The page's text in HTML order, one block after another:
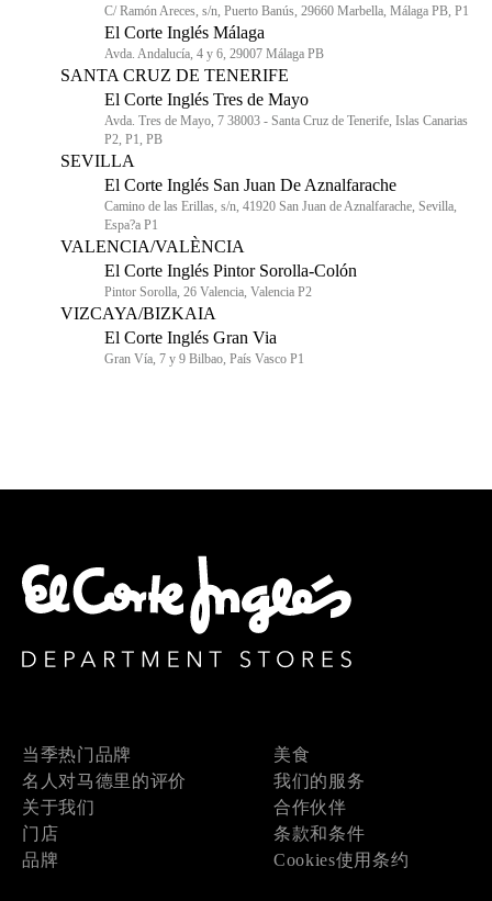
C/ Ramón Areces, s/n, Puerto Banús, 29660 Marbella, Málaga PB, P1
El Corte Inglés Málaga
Avda. Andalucía, 4 y 6, 29007 Málaga PB
SANTA CRUZ DE TENERIFE
El Corte Inglés Tres de Mayo
Avda. Tres de Mayo, 7 38003 - Santa Cruz de Tenerife, Islas Canarias
P2, P1, PB
SEVILLA
El Corte Inglés San Juan De Aznalfarache
Camino de las Erillas, s/n, 41920 San Juan de Aznalfarache, Sevilla,
Espa?a P1
VALENCIA/VALÈNCIA
El Corte Inglés Pintor Sorolla-Colón
Pintor Sorolla, 26 Valencia, Valencia P2
VIZCAYA/BIZKAIA
El Corte Inglés Gran Via
Gran Vía, 7 y 9 Bilbao, País Vasco P1
当季热门品牌
名人对马德里的评价
关于我们
门店
品牌
美食
我们的服务
合作伙伴
条款和条件
Cookies使用条约